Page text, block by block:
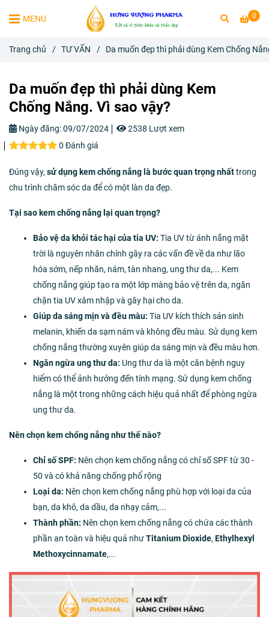
0
MENU
Trang chủ / TƯ VẤN / Da muốn đẹp thì phải dùng Kem Chống
Da muốn đẹp thì phải dùng Kem
Chống Nắng. Vì sao vậy?
Ngày đăng:09/07/2024
2538 Lượt xem
0 Đánh giá
Đúng vậy, sử dụng kem chống nắng là bước quan trọng nhấttrong
chu trình chăm sóc da để có một làn da đẹp.
Tại sao kem chống nắng lại quan trọng?
Bảo vệ da khỏi tác hại của tia UV: Tia UV từ ánh nắng mặt
trời là nguyên nhân chính gây ra các vấn đề về da như lão
hóa sớm, nếp nhăn, nám, tàn nhang, ung thư da,... Kem
chống nắng giúp tạo ra một lớp màng bảo vệ trên da, ngăn
chặn tia UV xâm nhập và gây hại cho da.
Giúp da sáng mịn và đều màu: Tia UV kích thích sản sinh
melanin, khiến da sạm nám và không đều màu. Sử dụng kem
chống nắng thường xuyên giúp da sáng mịn và đều màu hơn.
Ngăn ngừa ung thư da: Ung thư da là một căn bệnh nguy
hiểm có thể ảnh hưởng đến tính mạng. Sử dụng kem chống
nắng là một trong những cách hiệu quả nhất để phòng ngừa
ung thư da.
Nên chọn kem chống nắng như thế nào?
Chỉ số SPF: Nên chọn kem chống nắng có chỉ số SPF từ 30 -
50 và có khả năng chống phổ rộng
Loại da: Nên chọn kem chống nắng phù hợp với loại da của
bạn, da khô, da dầu, da nhạy cảm,...
Thành phần: Nên chọn kem chống nắng có chứa các thành
phần an toàn và hiệu quả nhưTitanium Dioxide, Ethylhexyl
Methoxycinnamate,...